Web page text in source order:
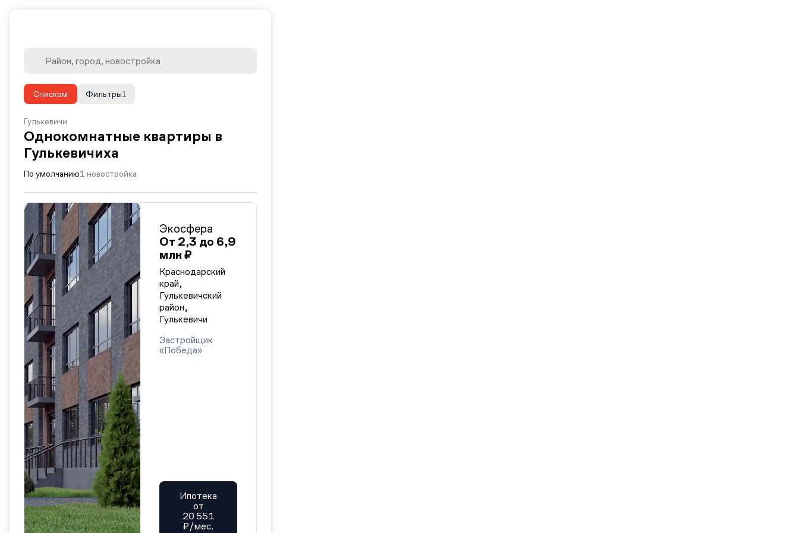
Списком 1
Фильтры
Гулькевичи
Однокомнатные квартиры в
Гулькевичиха
По умолчанию1 новостройка
Экосфера
От 2,3 до 6,9
млн ₽
Краснодарский
край,
Гулькевичский
район,
Гулькевичи
Застройщик
«Победа»
Ипотека
от
20 551
₽/мес.